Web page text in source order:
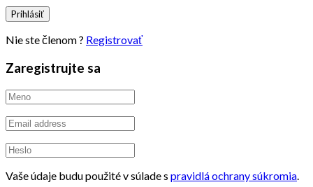
Nie ste členom ? Registrovať
Zaregistrujte sa
Vaše údaje budu použité v súlade s pravidlá ochrany súkromia.